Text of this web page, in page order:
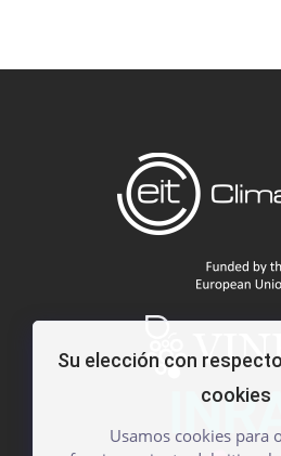
Su elección con
cookies
Usamos cookies para